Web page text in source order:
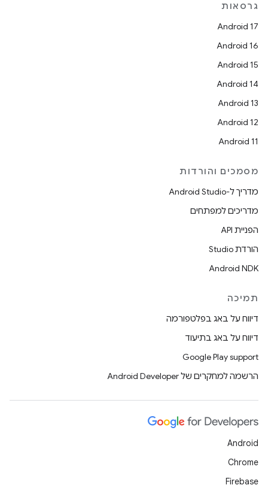
גרסאות
Android 17
Android 16
Android 15
Android 14
Android 13
Android 12
Android 11
מסמכים והורדות
מדריך ל-Android Studio
מדריכים למפתחים
הפניית API
הורדת Studio
Android NDK
תמיכה
דיווח על באג בפלטפורמה
דיווח על באג בתיעוד
Google Play support
הרשמה למחקרים של Android Developer
Android
Chrome
Firebase